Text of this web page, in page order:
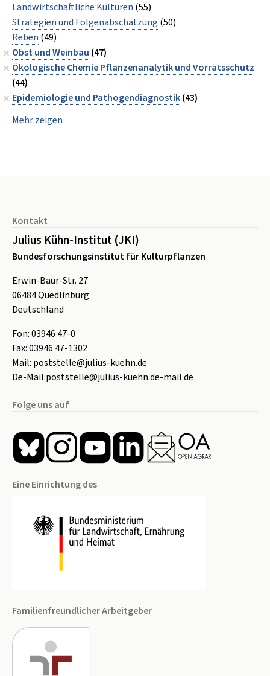
Landwirtschaftliche Kulturen (55)
Strategien und Folgenabschätzung (50)
Reben (49)
Obst und Weinbau (47)
Ökologische Chemie Pflanzenanalytik und Vorratsschutz
(44)
Epidemiologie und Pathogendiagnostik(43)
Mehr zeigen
Kontakt
Julius Kühn-Institut (JKI)
Bundesforschungsinstitut für Kulturpflanzen
Erwin-Baur-Str. 27
06484Quedlinburg
Deutschland
Fon:03946 47-0
Fax:03946 47-1302
Mail: poststelle@julius-kuehn.de
De-Mail:poststelle@julius-kuehn.de-mail.de
Folge uns auf
Eine Einrichtung des
Familienfreundlicher Arbeitgeber